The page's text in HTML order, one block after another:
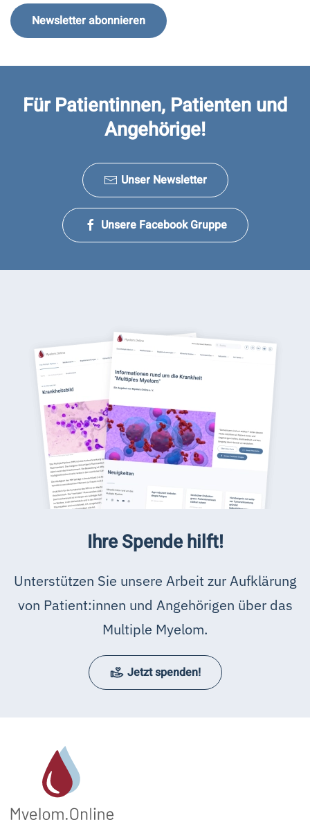
Newsletter abonnieren
Für Patientinnen, Patienten und
Angehörige!
Unser Newsletter
Unsere Facebook Gruppe
Ihre Spende hilft!
Unterstützen Sie unsere Arbeit zur Aufklärung
von Patient:innen und Angehörigen über das
Multiple Myelom.
Jetzt spenden!